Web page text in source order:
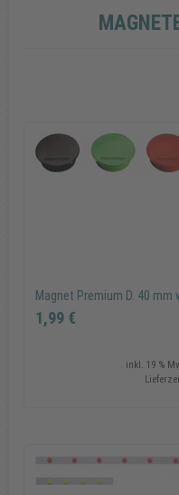
Magnet Premium D. 40 mm
1,99 €
Magnet Premium D. 40 mm
inkl. 19 %